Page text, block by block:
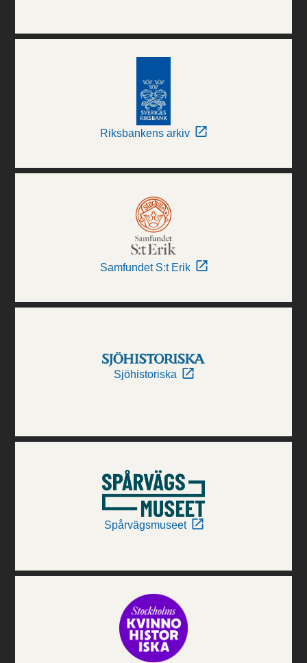
Riksbankens arkiv
Samfundet S:t Erik
Sjöhistoriska
Spårvägsmuseet